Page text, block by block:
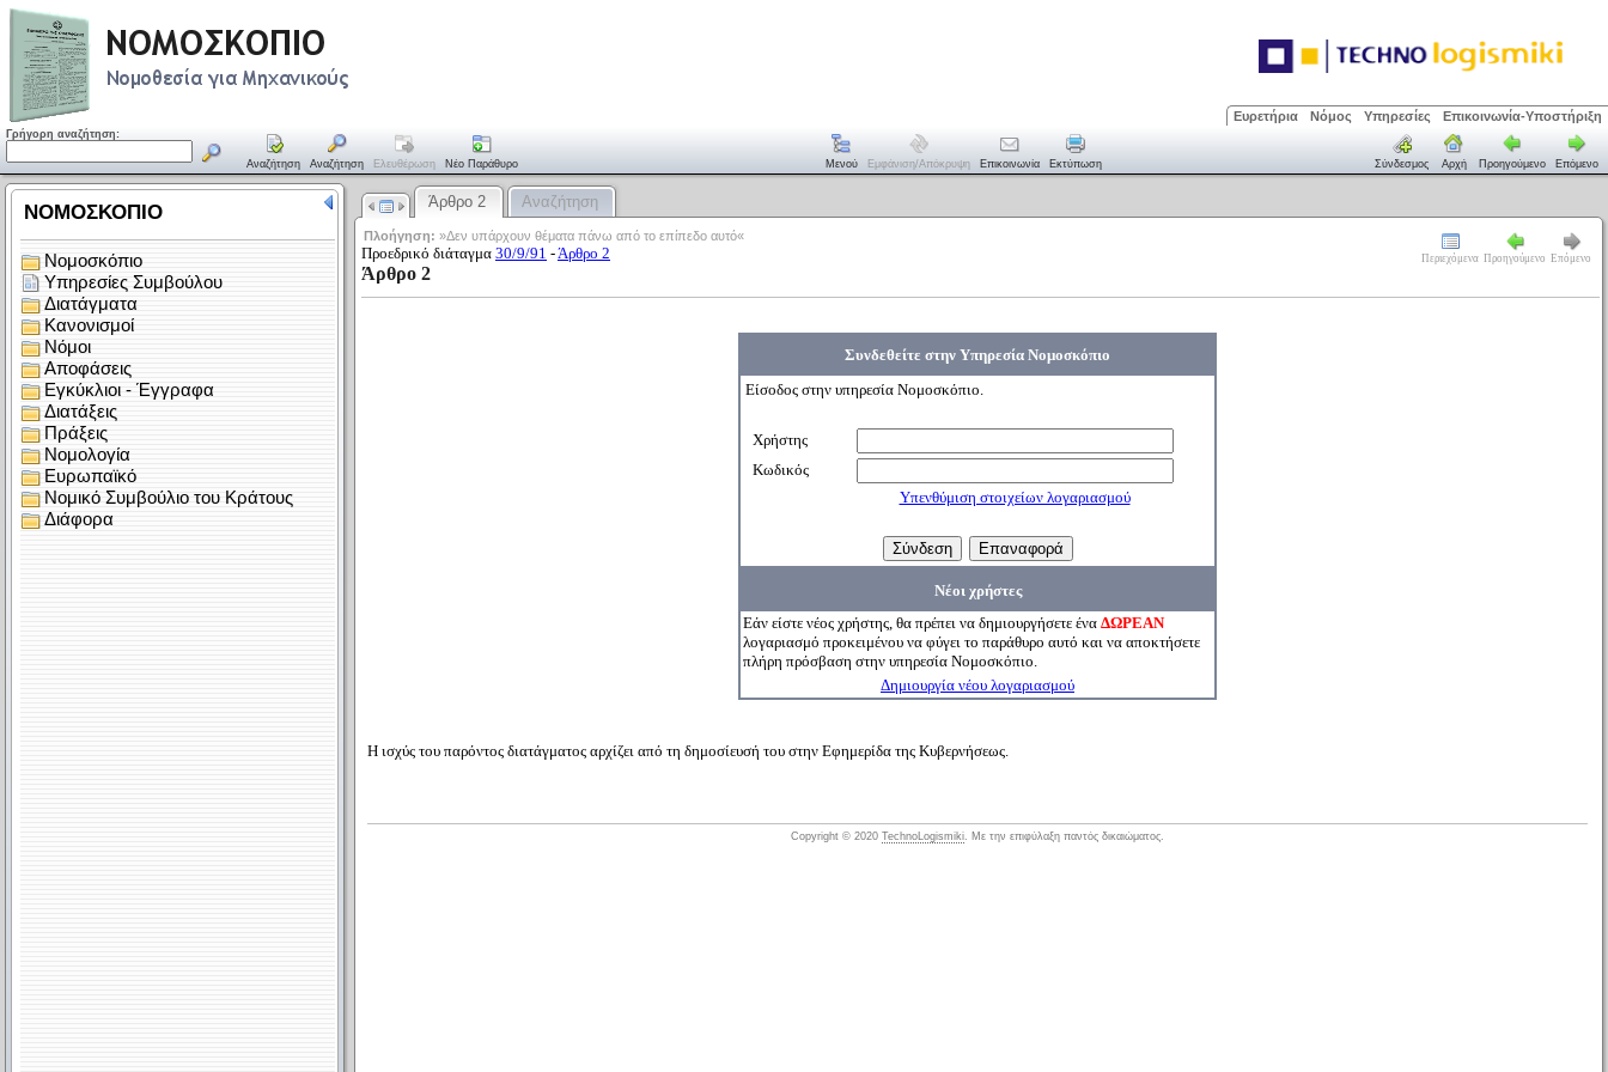
Ευρετήρια Νόμος Υπηρεσίες Επικοινωνία-Υποστήριξη
Γρήγορη αναζήτηση:
Αναζήτηση Αναζήτηση Ελευθέρωση Νέο Παράθυρο Μενού Εμφάνιση/απόκρυψη Επικοινωνία Εκτύπωση Σύνδεσμος Αρχή Προηγούμενο Επόμενο
Άρθρο 2 Αναζήτηση